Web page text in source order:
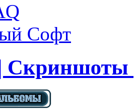
Софт
Cкриншоты